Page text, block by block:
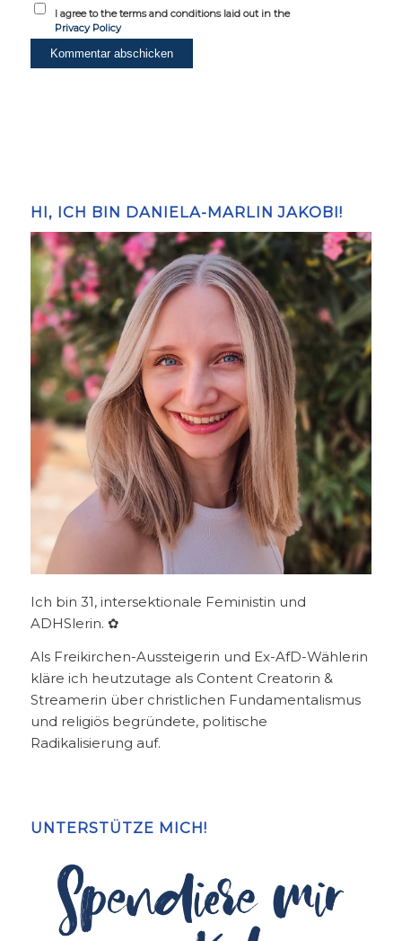
I agree to the terms and conditions laid out in the
Privacy Policy
HI, ICH BIN DANIELA-MARLIN JAKOBI!
Ich bin 31, intersektionale Feministin und
ADHSlerin. ✿
Als Freikirchen-Aussteigerin und Ex-AfD-Wählerin
kläre ich heutzutage als Content Creatorin &
Streamerin über christlichen Fundamentalismus
und religiös begründete, politische
Radikalisierung auf.
UNTERSTÜTZE MICH!